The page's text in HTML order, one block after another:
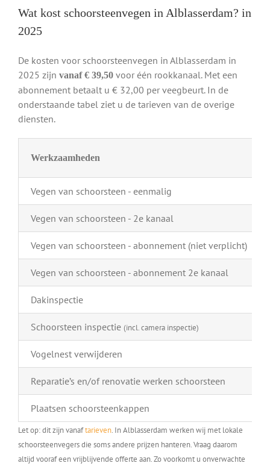
Wat kost schoorsteenvegen in Alblasserdam? in
2025
De kosten voor schoorsteenvegen in Alblasserdam in
2025 zijn vanaf € 39,50voor één rookkanaal. Met een
abonnement betaalt u € 32,00 per veegbeurt. In de
onderstaande tabel ziet u de tarieven van de overige
diensten.
Werkzaamheden
Vegen van schoorsteen - eenmalig
Vegen van schoorsteen - 2e kanaal
Vegen van schoorsteen - abonnement (niet verplicht)
Vegen van schoorsteen - abonnement 2e kanaal
Dakinspectie
Schoorsteen inspectie (incl. camera inspectie)
Vogelnest verwijderen
Reparatie’s en/of renovatie werken schoorsteen
Plaatsen schoorsteenkappen
Let op: dit zijn vanaftarieven. In Alblasserdam werken wij met lokale
schoorsteenvegers die soms andere prijzen hanteren. Vraag daarom
altijd vooraf een vrijblijvende offerte aan. Zo voorkomt u onverwachte